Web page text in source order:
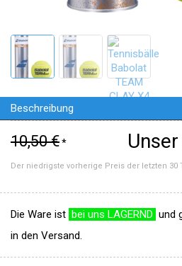
Beschreibung
10,50 €*
Der niedrigste vorherige Preis der letzten 30
Die Ware ist bei uns LAGERND und
in den Versand.